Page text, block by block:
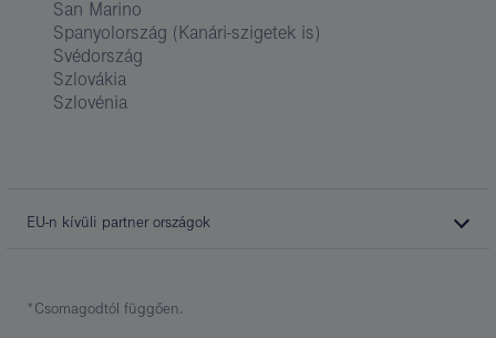
San Marino
Spanyolország (Kanári-szigetek is)
Svédország
Szlovákia
Szlovénia
EU-n kívüli partner országok
*Csomagodtól függően.